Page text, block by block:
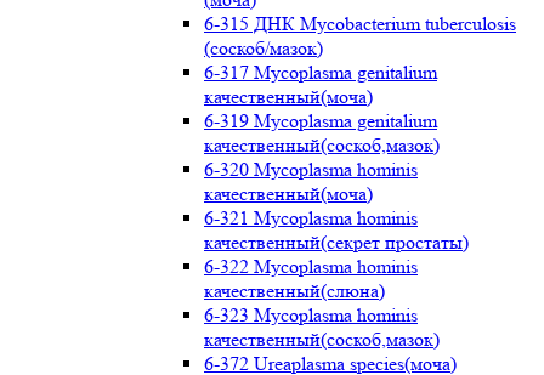
6-315 ДНК Mycobacterium tuberculosis
(соскоб/мазок)
6-317 Mycoplasma genitalium
качественный(моча)
6-319 Mycoplasma genitalium
качественный(соскоб,мазок)
6-320 Mycoplasma hominis
качественный(моча)
6-321 Mycoplasma hominis
качественный(секрет простаты)
6-322 Mycoplasma hominis
качественный(слюна)
6-323 Mycoplasma hominis
качественный(соскоб,мазок)
6-372 Ureaplasma species(моча)